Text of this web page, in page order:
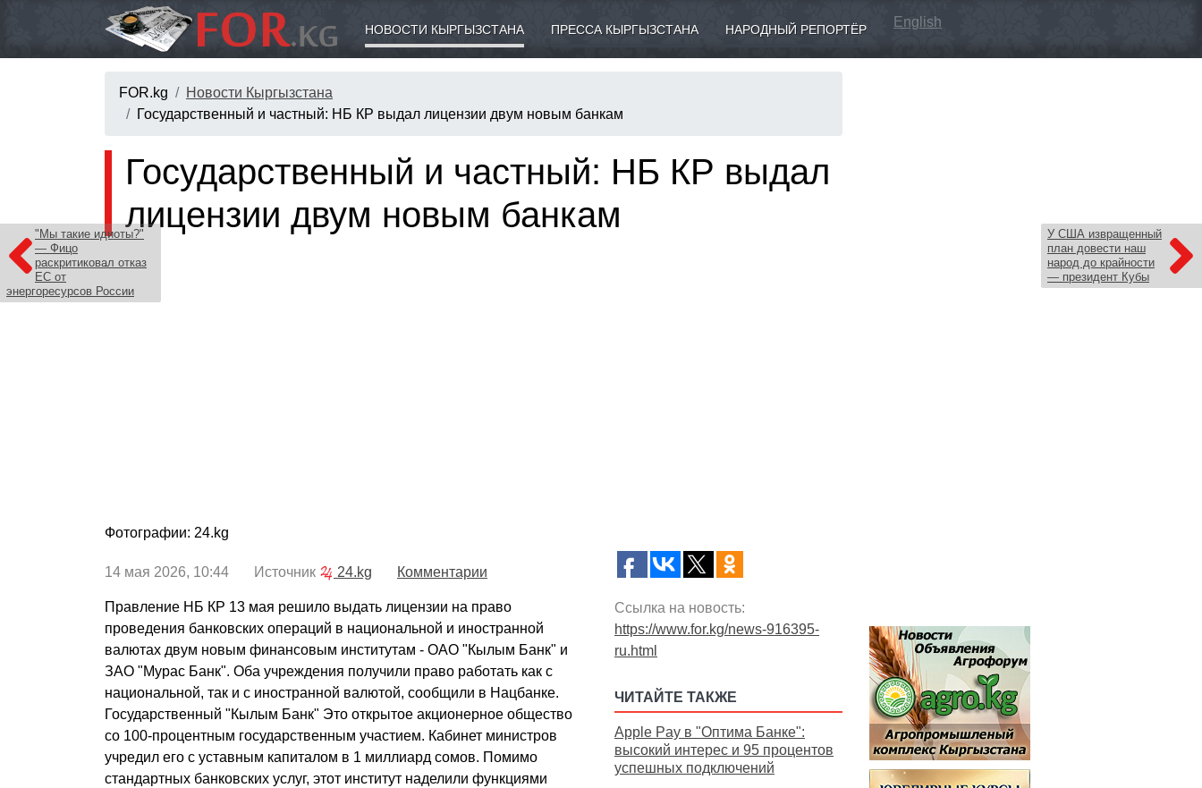
НОВОСТИ КЫРГЫЗСТАНА ПРЕССА КЫРГЫЗСТАНА НАРОДНЫЙ РЕПОРТЁР English
FOR.kg
Новости Кыргызстана
Государственный и частный: НБ КР выдал лицензии двум новым банкам
"Мы такие идиоты?"
— Фицо
раскритиковал отказ
ЕС от
энергоресурсов России
У США извращенный
план довести наш
народ до крайности
— президент Кубы
Государственный и частный: НБ КР выдал
лицензии двум новым банкам
Фотографии: 24.kg
14 мая 2026, 10:44 Источник 24.kg Комментарии
Правление НБ КР 13 мая решило выдать лицензии на право
проведения банковских операций в национальной и иностранной
валютах двум новым финансовым институтам - ОАО "Кылым Банк" и
ЗАО "Мурас Банк". Оба учреждения получили право работать как с
национальной, так и с иностранной валютой, сообщили в Нацбанке.
Государственный "Кылым Банк" Это открытое акционерное общество
со 100-процентным государственным участием. Кабинет министров
учредил его с уставным капиталом в 1 миллиард сомов. Помимо
стандартных банковских услуг, этот институт наделили функциями
Ссылка на новость:
https://www.for.kg/news-916395-
ru.html
ЧИТАЙТЕ ТАКЖЕ
Apple Pay в "Оптима Банке":
высокий интерес и 95 процентов
успешных подключений